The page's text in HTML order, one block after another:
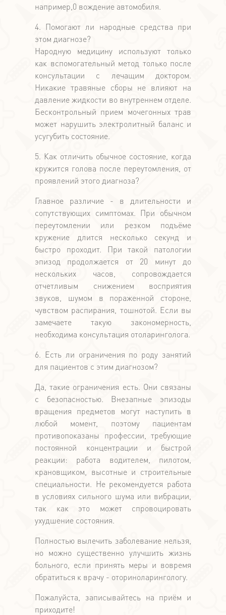
например,0 вождение автомобиля.
4. Помогают ли народные средства при
этом диагнозе?
Народную медицину используют только
как вспомогательный метод только после
консультации с лечащим доктором.
Никакие травяные сборы не влияют на
давление жидкости во внутреннем отделе.
Бесконтрольный прием мочегонных трав
может нарушить электролитный баланс и
усугубить состояние.
5. Как отличить обычное состояние, когда
кружится голова после переутомления, от
проявлений этого диагноза?
Главное различие - в длительности и
сопутствующих симптомах. При обычном
переутомлении или резком подъёме
кружение длится несколько секунд и
быстро проходит. При такой патологии
эпизод продолжается от 20 минут до
нескольких часов, сопровождается
отчетливым снижением восприятия
звуков, шумом в пораженной стороне,
чувством распирания, тошнотой. Если вы
замечаете такую закономерность,
необходима консультация отоларинголога.
6. Есть ли ограничения по роду занятий
для пациентов с этим диагнозом?
Да, такие ограничения есть. Они связаны
с безопасностью. Внезапные эпизоды
вращения предметов могут наступить в
любой момент, поэтому пациентам
противопоказаны профессии, требующие
постоянной концентрации и быстрой
реакции: работа водителем, пилотом,
крановщиком, высотные и строительные
специальности. Не рекомендуется работа
в условиях сильного шума или вибрации,
так как это может спровоцировать
ухудшение состояния.
Полностью вылечить заболевание нельзя,
но можно существенно улучшить жизнь
больного, если принять меры и вовремя
обратиться к врачу - оториноларингологу.
Пожалуйста, записывайтесь на приём и
приходите!